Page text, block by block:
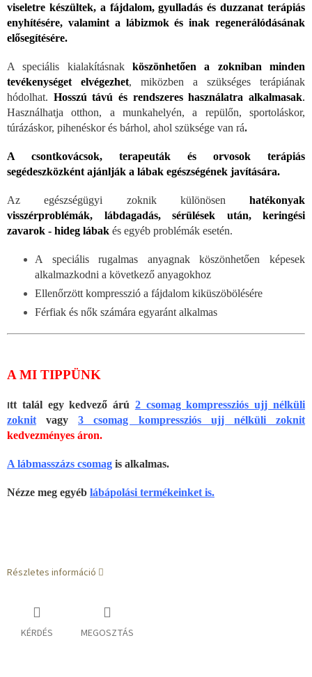
viseletre készültek, a fájdalom, gyulladás és duzzanat terápiás
enyhítésére, valamint a lábizmok és inak regenerálódásának
elősegítésére.
A speciális kialakításnak köszönhetően a zokniban minden
tevékenységet elvégezhet, miközben a szükséges terápiának
hódolhat. Hosszú távú és rendszeres használatra alkalmasak.
Használhatja otthon, a munkahelyén, a repülőn, sportoláskor,
túrázáskor, pihenéskor és bárhol, ahol szüksége van rá.
A csontkovácsok, terapeuták és orvosok terápiás
segédeszközként ajánlják a lábak egészségének javítására.
Az egészségügyi zoknik különösen hatékonyak
visszérproblémák, lábdagadás, sérülések után, keringési
zavarok - hideg lábak és egyéb problémák esetén.
A speciális rugalmas anyagnak köszönhetően képesek
alkalmazkodni a következő anyagokhoz
Ellenőrzött kompresszió a fájdalom kiküszöbölésére
Férfiak és nők számára egyaránt alkalmas
A MI TIPPÜNK
Itt talál egy kedvező árú 2 csomag kompressziós ujj nélküli
zoknit
vagy3 csomag kompressziós ujj nélküli zoknit
kedvezményes áron.
A lábmasszázs csomag is alkalmas.
Nézze meg egyéb lábápolási termékeinket is.
Részletes információ
KÉRDÉS MEGOSZTÁS